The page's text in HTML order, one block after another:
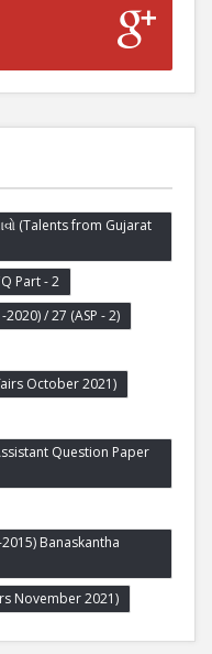
(Talents from Gujarat
Part - 2
/ 27 (ASP - 2)
October 2021)
Question Paper
Banaskantha
November 2021)